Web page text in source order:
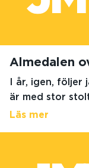
Almedalen
I år, igen,
är med stor
Läs mer